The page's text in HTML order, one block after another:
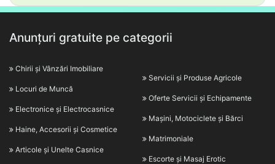
Anunțuri gratuite pe categorii
Chirii și Vânzări Imobiliare
Locuri de Muncă
Electronice și Electrocasnice
Haine, Accesorii și Cosmetice
Articole și Unelte Casnice
Servicii și Produse Agricole
Oferte Servicii și Echipamente
Mașini, Motociclete și Bărci
Matrimoniale
Escorte și Masaj Erotic